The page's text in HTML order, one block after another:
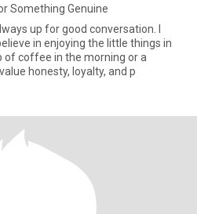
Something Genuine
up for good conversation. I
in enjoying the little things in
of coffee in the morning or a
honesty, loyalty, and p